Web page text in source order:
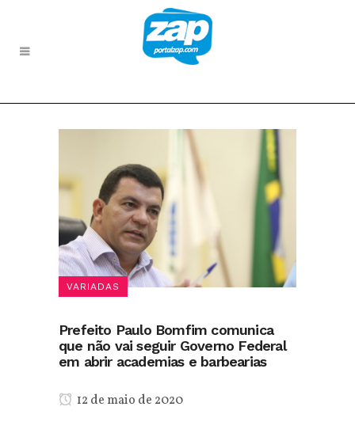
VARIADAS
Prefeito Paulo Bomfim comunica
que não vai seguir Governo Federal
em abrir academias e barbearias
12 de maio de 2020